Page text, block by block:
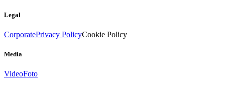
Legal
CorporatePrivacy PolicyCookie Policy
Media
VideoFoto